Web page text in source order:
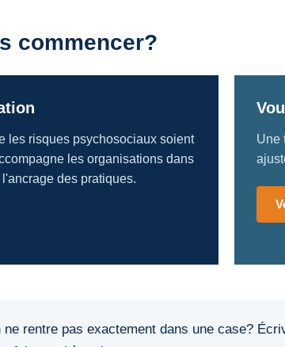
commencer?
les risques psychosociaux soient
les organisations dans
des pratiques.
Une
rentre pas exactement dans une case?